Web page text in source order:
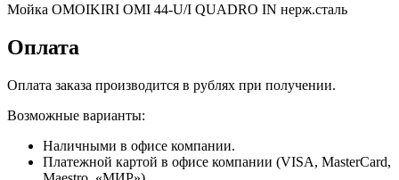
Мойка OMOIKIRI OMI 44-U/I QUADRO IN нерж.сталь
Оплата
Оплата заказа производится в рублях при получении.
Возможные варианты:
Наличными в офисе компании.
Платежной картой в офисе компании (VISA, MasterCard,